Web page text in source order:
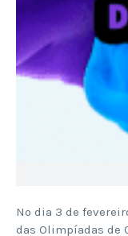
No dia 3 de
das Olimpíadas de